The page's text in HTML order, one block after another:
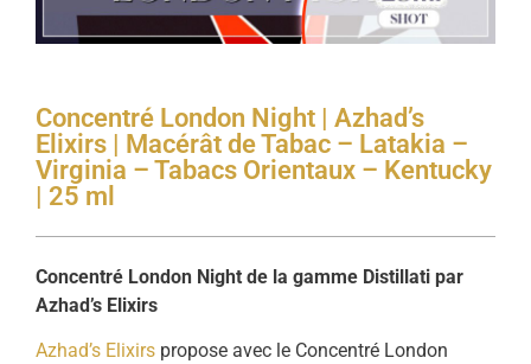
Concentré London Night | Azhad’s
Elixirs | Macérât de Tabac – Latakia –
Virginia – Tabacs Orientaux – Kentucky
| 25 ml
Concentré London Night de la gamme Distillati par
Azhad’s Elixirs
Azhad’s Elixirs propose avec le Concentré London